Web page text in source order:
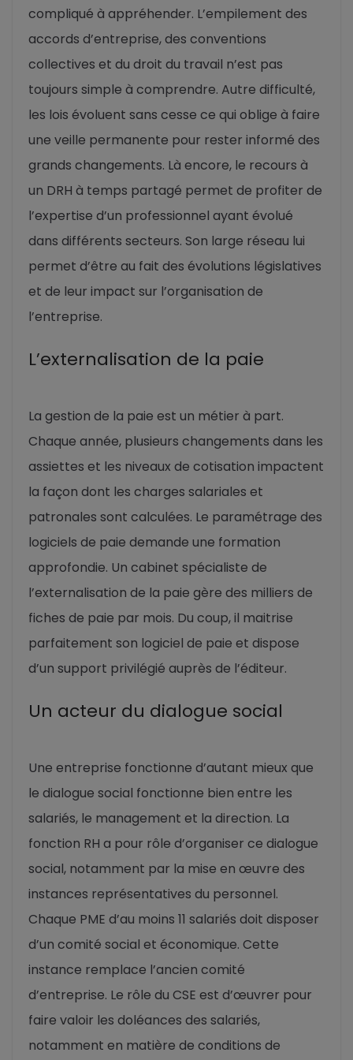
compliqué à appréhender. L’empilement des
accords d’entreprise, des conventions
collectives et du droit du travail n’est pas
toujours simple à comprendre. Autre difficulté,
les lois évoluent sans cesse ce qui oblige à faire
une veille permanente pour rester informé des
grands changements. Là encore, le recours à
un DRH à temps partagé permet de profiter de
l’expertise d’un professionnel ayant évolué
dans différents secteurs. Son large réseau lui
permet d’être au fait des évolutions législatives
et de leur impact sur l’organisation de
l’entreprise.
L’externalisation de la paie
La gestion de la paie est un métier à part.
Chaque année, plusieurs changements dans les
assiettes et les niveaux de cotisation impactent
la façon dont les charges salariales et
patronales sont calculées. Le paramétrage des
logiciels de paie demande une formation
approfondie. Un cabinet spécialiste de
l’externalisation de la paie gère des milliers de
fiches de paie par mois. Du coup, il maitrise
parfaitement son logiciel de paie et dispose
d’un support privilégié auprès de l’éditeur.
Un acteur du dialogue social
Une entreprise fonctionne d’autant mieux que
le dialogue social fonctionne bien entre les
salariés, le management et la direction. La
fonction RH a pour rôle d’organiser ce dialogue
social, notamment par la mise en œuvre des
instances représentatives du personnel.
Chaque PME d’au moins 11 salariés doit disposer
d’un comité social et économique. Cette
instance remplace l’ancien comité
d’entreprise. Le rôle du CSE est d’œuvrer pour
faire valoir les doléances des salariés,
notamment en matière de conditions de